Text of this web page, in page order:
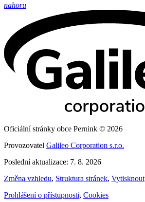
nahoru
Oficiální stránky obce Pernink © 2026
Provozovatel Galileo Corporation s.r.o.
Poslední aktualizace: 7. 8. 2026
Změna vzhledu, Struktura stránek, Vytisknout
Prohlášení o přístupnosti, Cookies